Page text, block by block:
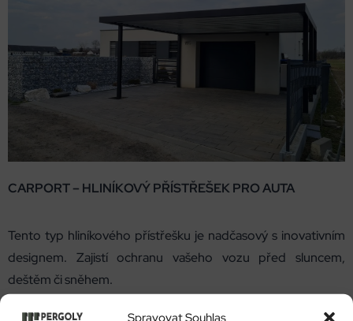
Spravovat Souhlas
CARPORT – HLINÍKOVÝ PŘÍSTŘEŠEK PRO AUTA
Tento typ hliníkového přístřešku je nadčasový s inovativním
designem. Zajistí ochranu vašeho vozu před sluncem,
deštěm či sněhem.